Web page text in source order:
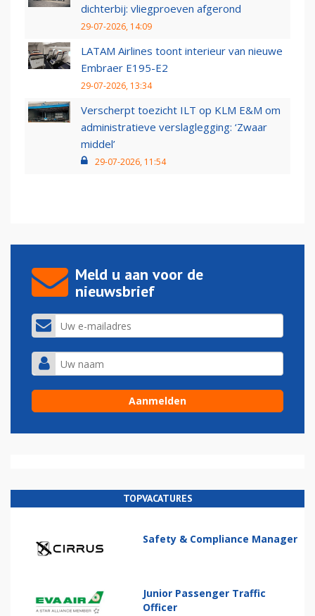
dichterbij: vliegproeven afgerond
29-07-2026, 14:09
LATAM Airlines toont interieur van nieuwe
Embraer E195-E2
29-07-2026, 13:34
Verscherpt toezicht ILT op KLM E&M om
administratieve verslaglegging: ‘Zwaar
middel’
29-07-2026, 11:54
Meld u aan voor de
nieuwsbrief
TOPVACATURES
Safety & Compliance Manager
Junior Passenger Traffic
Officer